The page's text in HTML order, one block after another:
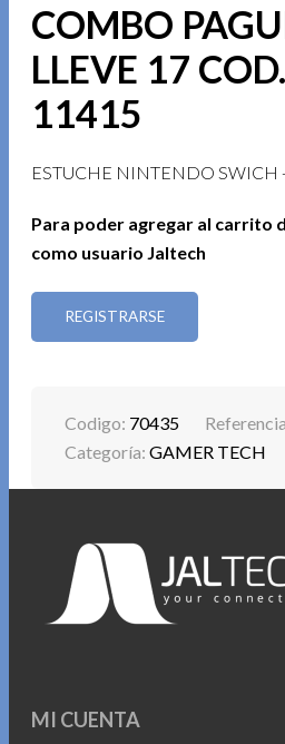
COMBO
LLEVE 17 COD.
11415
ESTUCHE NINTENDO SWICH
Para poder agregar al carrito
como usuario Jaltech
REGISTRARSE
Codigo: 70435
Categoría:GAMER TECH
MI CUENTA